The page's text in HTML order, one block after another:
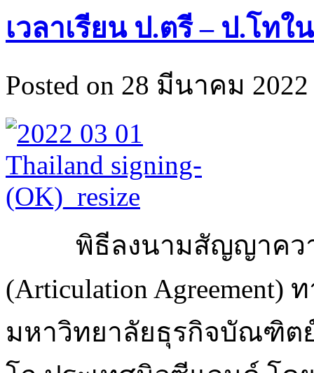
เวลาเรียน ป.ตรี – ป.โท
Posted on 28 มีนาคม
พิธีลงนามสัญญาคว
(Articulation Agreement)
มหาวิทยาลัยธุรกิจบัณฑิต